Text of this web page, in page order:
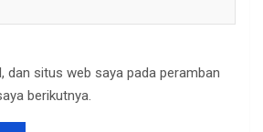
dan situs web saya pada peramban
berikutnya.